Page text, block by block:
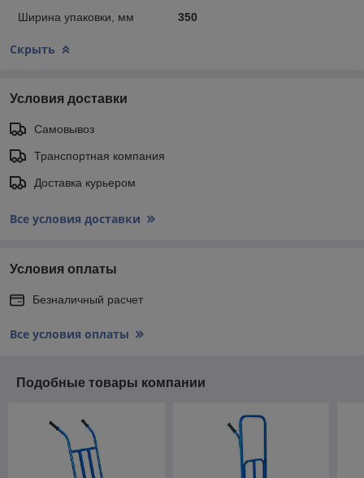
Ширина упаковки, мм
350
Скрыть
Условия доставки
Самовывоз
Транспортная компания
Доставка курьером
Все условия доставки
Условия оплаты
Безналичный расчет
Все условия оплаты
Подобные товары компании